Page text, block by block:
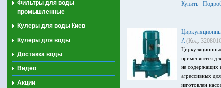
Фильтры для воды
промышленные
Кулеры для воды Киев
Кулеры для воды
Доставка воды
Видео
Акции
напряжение
Купить
A (Код:
применяются
не содержащих
агрессивных
изготовлен